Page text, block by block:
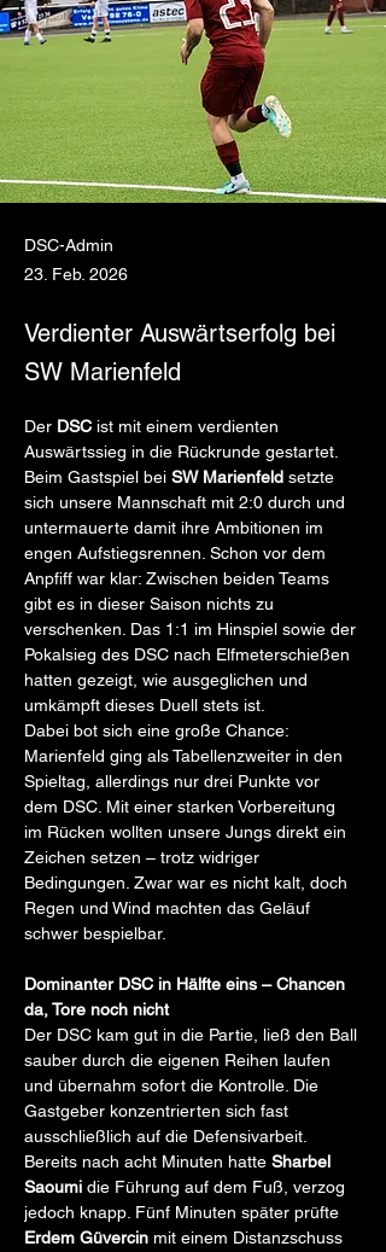
DSC-Admin
23. Feb. 2026
Verdienter Auswärtserfolg bei
SW Marienfeld
Der DSC ist mit einem verdienten
Auswärtssieg in die Rückrunde gestartet.
Beim Gastspiel bei SW Marienfeld setzte
sich unsere Mannschaft mit 2:0 durch und
untermauerte damit ihre Ambitionen im
engen Aufstiegsrennen. Schon vor dem
Anpfiff war klar: Zwischen beiden Teams
gibt es in dieser Saison nichts zu
verschenken. Das 1:1 im Hinspiel sowie der
Pokalsieg des DSC nach Elfmeterschießen
hatten gezeigt, wie ausgeglichen und
umkämpft dieses Duell stets ist.
Dabei bot sich eine große Chance:
Marienfeld ging als Tabellenzweiter in den
Spieltag, allerdings nur drei Punkte vor
dem DSC. Mit einer starken Vorbereitung
im Rücken wollten unsere Jungs direkt ein
Zeichen setzen – trotz widriger
Bedingungen. Zwar war es nicht kalt, doch
Regen und Wind machten das Geläuf
schwer bespielbar.
Dominanter DSC in Hälfte eins – Chancen
da, Tore noch nicht
Der DSC kam gut in die Partie, ließ den Ball
sauber durch die eigenen Reihen laufen
und übernahm sofort die Kontrolle. Die
Gastgeber konzentrierten sich fast
ausschließlich auf die Defensivarbeit.
Bereits nach acht Minuten hatte Sharbel
Saoumi die Führung auf dem Fuß, verzog
jedoch knapp. Fünf Minuten später prüfte
Erdem Güvercin mit einem Distanzschuss